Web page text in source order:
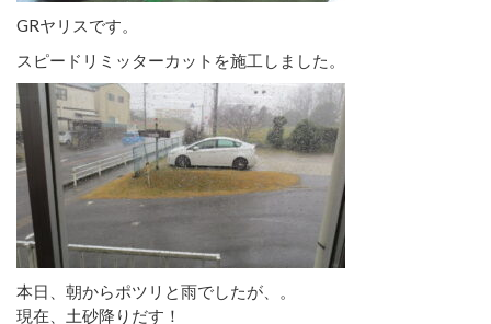
GRヤリスです。
スピードリミッターカットを施工しました。
本日、朝からポツリと雨でしたが、。
現在、土砂降りだす！